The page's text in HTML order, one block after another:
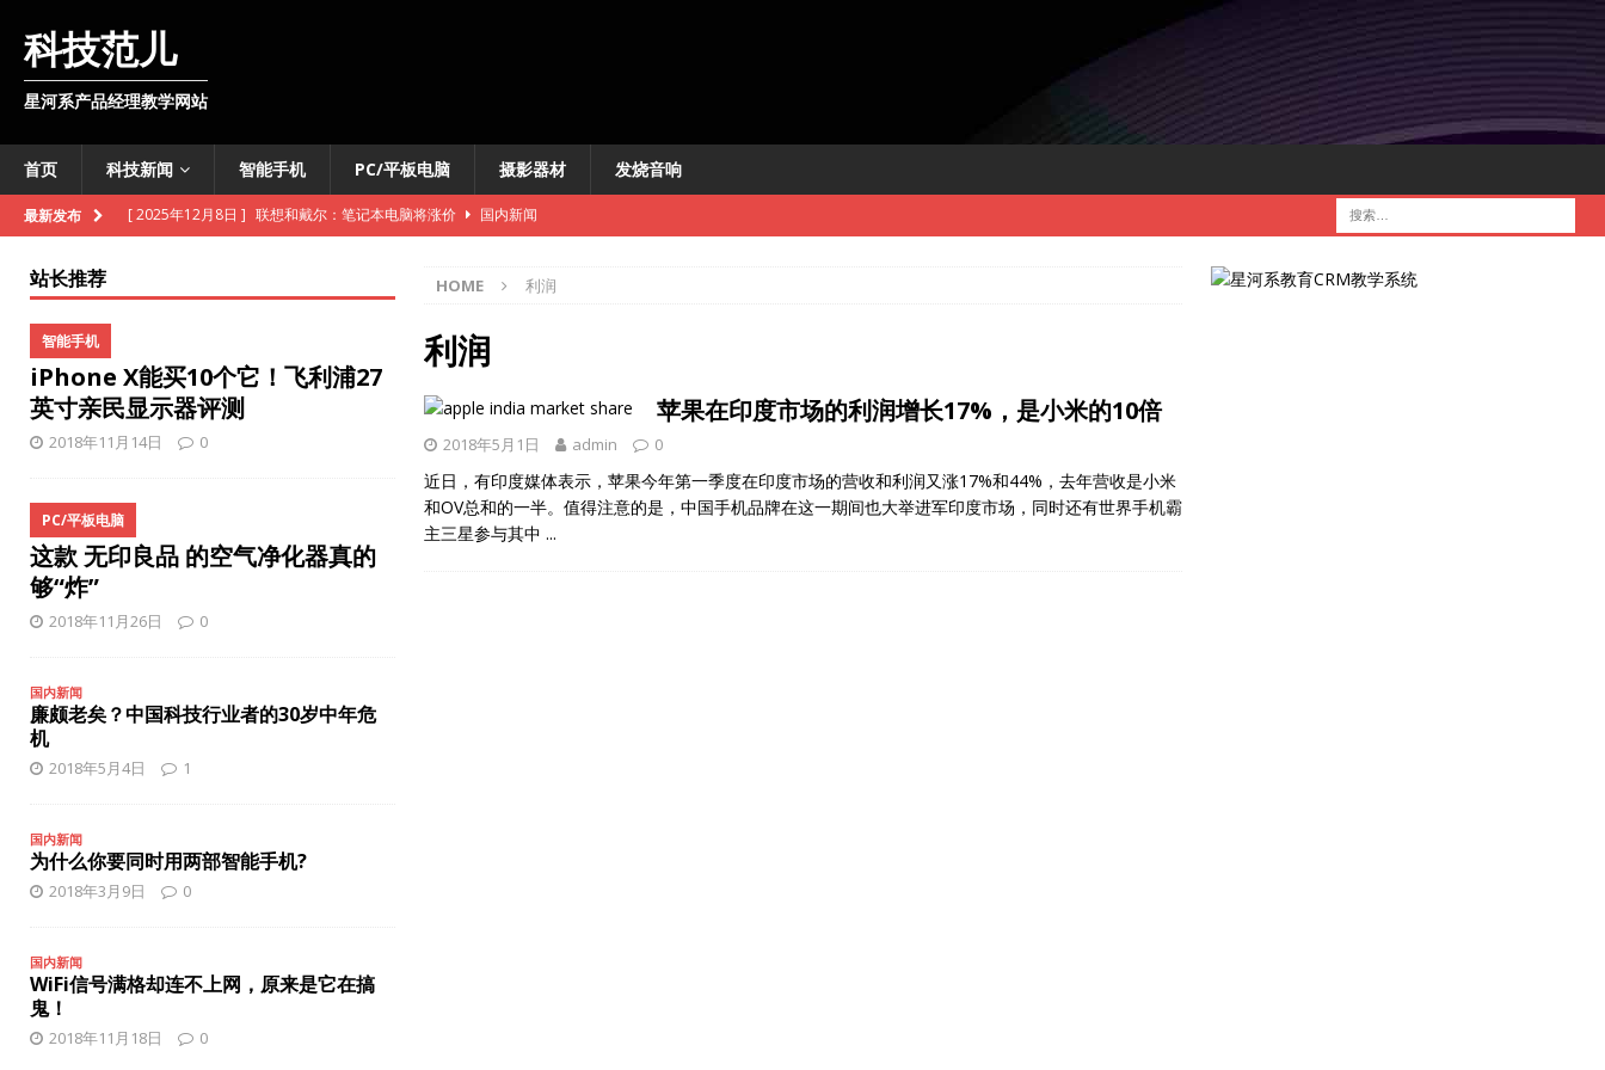
科技范儿
星河系产品经理教学网站
首页 科技新闻 智能手机 PC/平板电脑 摄影器材 发烧音响
最新发布 [ 2025年12月8日 ] 联想和戴尔：笔记本电脑将涨价
国内新闻
[ 2025年11月11日 ] 维基百科准备向数据爬虫收费
外媒快讯
国内新闻
[ 2025年10月28日 ] iPhone即将推出数字版护照
[ 2025年10月27日 ]
TCL推出智慧酒店电视机解决方案
国内新闻
法意两国联合开发月球核反应堆
外媒快讯
[ 2025年10月27日 ]
雪佛兰新款Bolt售价低于3万美元
外媒快讯
[ 2025年10月27日 ]
苹果或将推出3款新iPhone手机
智能手机
HOME 利润
利润
苹果在印度市场的利润增长17%，是小米的10倍
2018年5月1日 admin 0
近日，有印度媒体表示，苹果今年第一季度在印度市场的营收和利润又涨17%和44%，去年营收是小米
和OV总和的一半。值得注意的是，中国手机品牌在这一期间也大举进军印度市场，同时还有世界手机霸
主三星参与其中 ...
站长推荐
iPhone X能买10个它！飞利浦27
英寸亲民显示器评测
智能手机
2018年11月14日 0
这款 无印良品 的空气净化器真的
够“炸”
PC/平板电脑
2018年11月26日 0
国内新闻
廉颇老矣？中国科技行业者的30岁中年危
机
2018年5月4日 1
国内新闻
为什么你要同时用两部智能手机?
2018年3月9日 0
国内新闻
WiFi信号满格却连不上网，原来是它在搞
鬼！
2018年11月18日 0